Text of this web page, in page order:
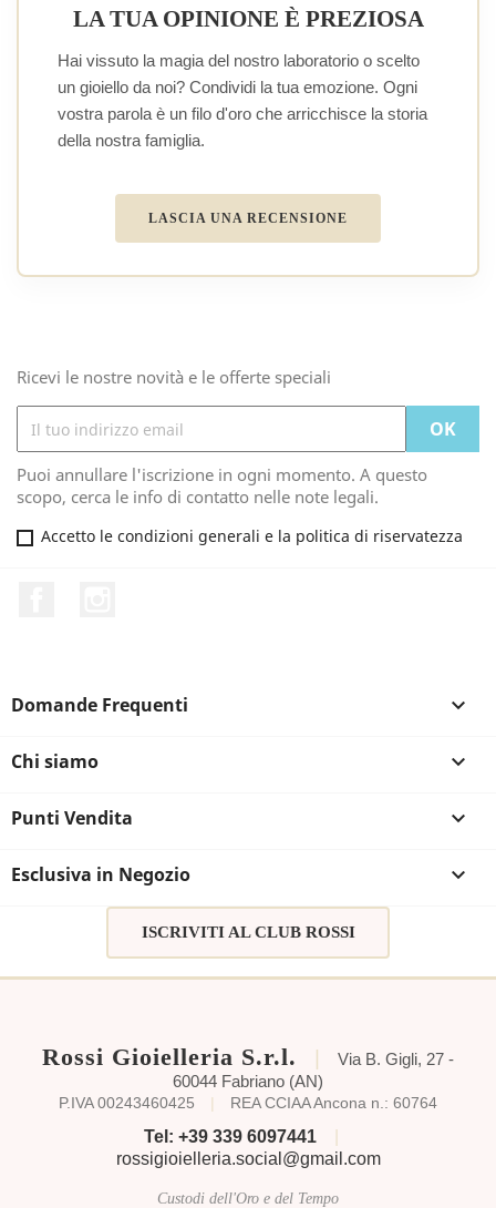
LA TUA OPINIONE È PREZIOSA
Hai vissuto la magia del nostro laboratorio o scelto
un gioiello da noi? Condividi la tua emozione. Ogni
vostra parola è un filo d'oro che arricchisce la storia
della nostra famiglia.
LASCIA UNA RECENSIONE
Ricevi le nostre novità e le offerte speciali
Puoi annullare l'iscrizione in ogni momento. A questo
scopo, cerca le info di contatto nelle note legali.
Accetto le condizioni generali e la politica di riservatezza
Domande Frequenti 
Chi siamo 
Punti Vendita 
Esclusiva in Negozio 
ISCRIVITI AL CLUB ROSSI
Rossi Gioielleria S.r.l. |
Via B. Gigli, 27 -
60044 Fabriano (AN)
P.IVA 00243460425 REA CCIAA Ancona n.: 60764
Tel: +39 339 6097441
rossigioielleria.social@gmail.com
Custodi dell'Oro e del Tempo